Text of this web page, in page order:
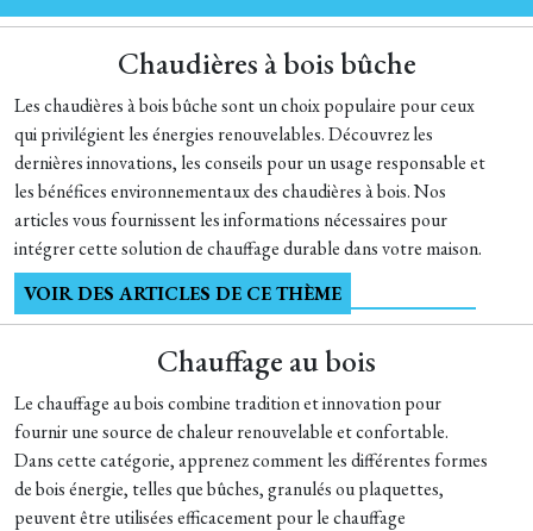
Chaudières à bois bûche
Les chaudières à bois bûche sont un choix populaire pour ceux
qui privilégient les énergies renouvelables. Découvrez les
dernières innovations, les conseils pour un usage responsable et
les bénéfices environnementaux des chaudières à bois. Nos
articles vous fournissent les informations nécessaires pour
intégrer cette solution de chauffage durable dans votre maison.
VOIR DES ARTICLES DE CE THÈME
Chauffage au bois
Le chauffage au bois combine tradition et innovation pour
fournir une source de chaleur renouvelable et confortable.
Dans cette catégorie, apprenez comment les différentes formes
de bois énergie, telles que bûches, granulés ou plaquettes,
peuvent être utilisées efficacement pour le chauffage